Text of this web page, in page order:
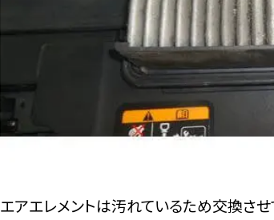
エアエレメントは汚れているため交換させ